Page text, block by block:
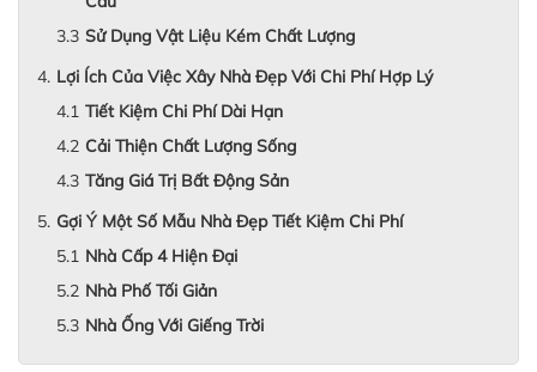
Sử Dụng Vật Liệu Kém Chất Lượng
Lợi Ích Của Việc Xây Nhà Đẹp Với Chi Phí Hợp Lý
Tiết Kiệm Chi Phí Dài Hạn
Cải Thiện Chất Lượng Sống
Tăng Giá Trị Bất Động Sản
Gợi Ý Một Số Mẫu Nhà Đẹp Tiết Kiệm Chi Phí
Nhà Cấp 4 Hiện Đại
Nhà Phố Tối Giản
Nhà Ống Với Giếng Trời